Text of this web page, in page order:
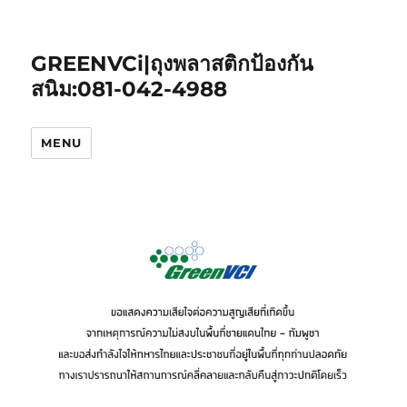
GREENVCi|ถุงพลาสติกป้องกัน
สนิม:081-042-4988
MENU